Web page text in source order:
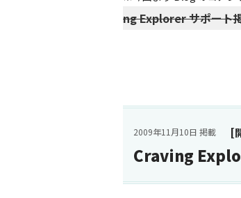
ng Explorer サポート
[
2009年11月10日 掲載
Craving